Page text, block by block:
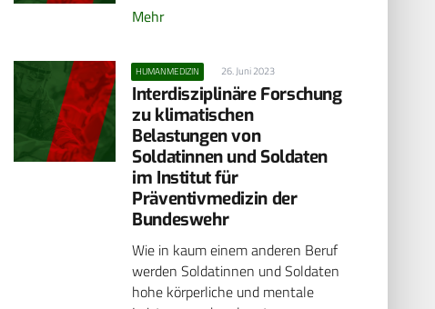
Mehr
HUMANMEDIZIN 26. Juni 2023
Interdisziplinäre Forschung
zu klimatischen
Belastungen von
Soldatinnen und Soldaten
im Institut für
Präventivmedizin der
Bundeswehr
Wie in kaum einem anderen Beruf
werden Soldatinnen und Soldaten
hohe körperliche und mentale